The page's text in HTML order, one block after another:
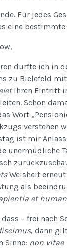
Für jedes
eine bestimmte
durfte ich in
zu Bielefeld mit
Ihren Eintritt
Schon
Wort
verstehen
ist mir
unermüdliche
Weisheit
als
et
– frei nach
, dann
Sinne: non vitae